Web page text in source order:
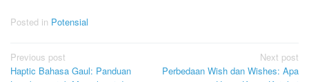
Posted in Potensial
Post
Previous post
Haptic Bahasa Gaul: Panduan
Next post
Perbedaan Wish dan Wishes: Apa